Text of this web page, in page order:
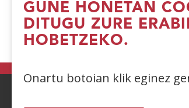
GUNE HONETAN
DITUGU ZURE
HOBETZEKO.
Onartu botoian klik eginez